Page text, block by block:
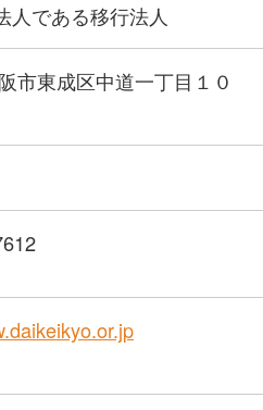
人である移行法人
市東成区中道一丁目１０